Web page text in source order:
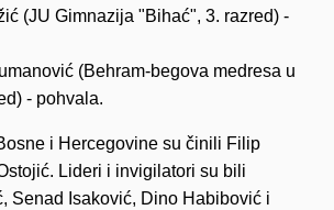
(JU Gimnazija "Bihać", 3. razred) -
(Behram-begova medresa u
- pohvala.
i Hercegovine su činili Filip
Lideri i invigilatori su bili
Senad Isaković, Dino Habibović i